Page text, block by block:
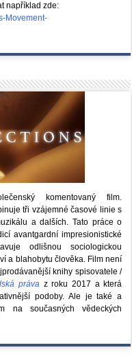
například zde:
Movement-
komentovaný film.
tři vzájemné časové linie s
a dalších. Tato práce o
avantgardní impresionistické
odlišnou sociologickou
a blahobytu člověka. Film není
knihy spisovatele /
právaz roku 2017 a která
podoby. Ale je také a
na současných vědeckých